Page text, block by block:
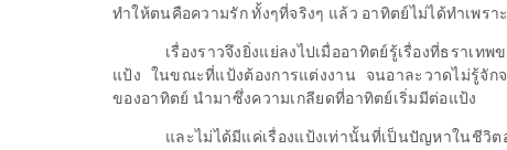
ทำให้ตนคือความรัก ทั้งๆที่จริงๆ แล้ว อาทิตย์ไม่ได้ทำเพร
เรื่องราวจึงยิ่งแย่ลงไปเมื่ออาทิตย์รู้เรื่องที่ธรา
แป้ง ในขณะที่แป้งต้องการแต่งงาน จนอาละวาดไม่รู้จัก
ของอาทิตย์ นำมาซึ่งความเกลียดที่อาทิตย์เริ่มมีต่อแป้ง
และไม่ได้มีแค่เรื่องแป้งเท่านั้นที่เป็นปัญหาในชีวิต